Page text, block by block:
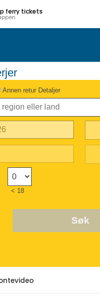
ferry tickets
Annen retur Detaljer
< 18
Søk